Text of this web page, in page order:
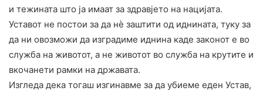
и тежината што ја имаат за здравјето на нацијата.
Уставот не постои за да нè заштити од иднината, туку за
да ни овозможи да изградиме иднина каде законот е во
служба на животот, а не животот во служба на крутите и
вкочанети рамки на државата.
​Изгледа дека тогаш изгинавме за да убиеме еден Устав,